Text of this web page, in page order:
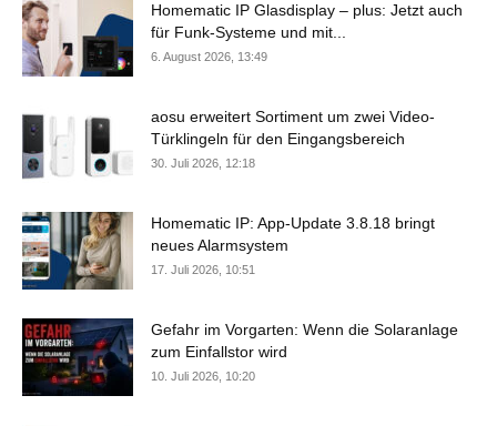
Homematic IP Glasdisplay – plus: Jetzt auch
für Funk-Systeme und mit...
6. August 2026, 13:49
aosu erweitert Sortiment um zwei Video-
Türklingeln für den Eingangsbereich
30. Juli 2026, 12:18
Homematic IP: App-Update 3.8.18 bringt
neues Alarmsystem
17. Juli 2026, 10:51
Gefahr im Vorgarten: Wenn die Solaranlage
zum Einfallstor wird
10. Juli 2026, 10:20